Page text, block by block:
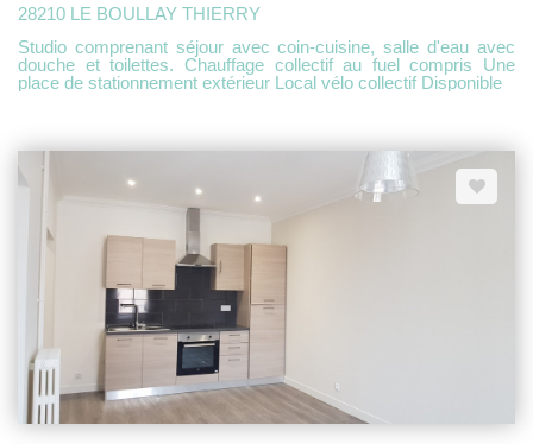
28210 LE BOULLAY THIERRY
Studio comprenant séjour avec coin-cuisine, salle d'eau avec
douche et toilettes. Chauffage collectif au fuel compris Une
place de stationnement extérieur Local vélo collectif Disponible